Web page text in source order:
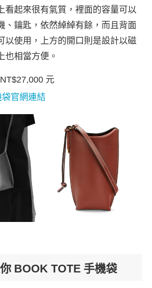
看起來很有氣質，裡面的容量可以
、鑰匙，依然綽綽有餘，而且背面
以使用，上方的開口則是設計以磁
也相當方便。
元
官網連結
BOOK TOTE 手機袋